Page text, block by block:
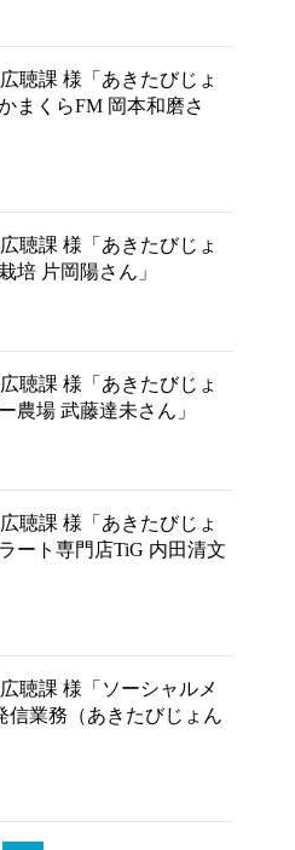
聴課 様「あきたびじょ
まくらFM 岡本和磨さ
聴課 様「あきたびじょ
培 片岡陽さん」
聴課 様「あきたびじょ
農場 武藤達未さん」
聴課 様「あきたびじょ
ート専門店TiG 内田清文
聴課 様「ソーシャルメ
信業務（あきたびじょん